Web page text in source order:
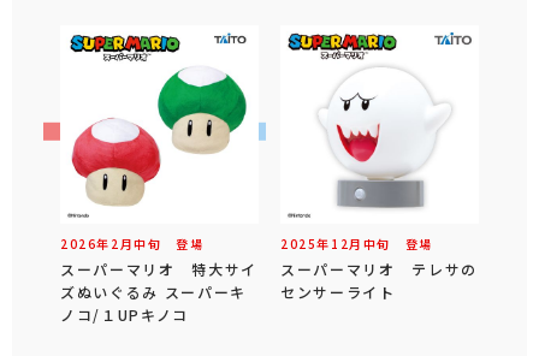
2026年 2 月中旬 登場
スーパーマリオ 特大サイ
ズぬいぐるみ スーパーキ
ノコ/１UPキノコ
2025年 12 月 中旬 登場
スーパーマリオ テレサの
センサーライト